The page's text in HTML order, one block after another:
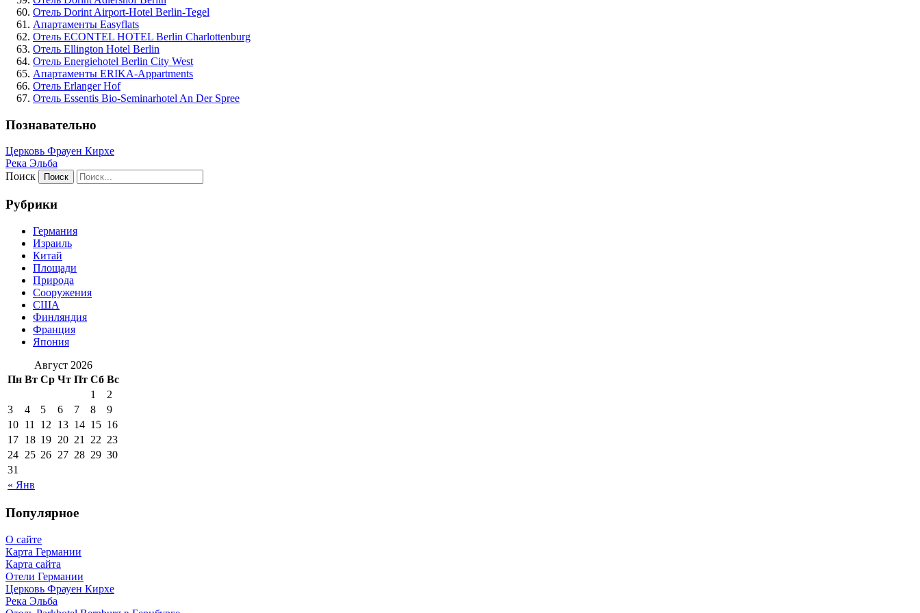
Отель Dorint Airport-Hotel Berlin-Tegel
Апартаменты Easyflats
Отель ECONTEL HOTEL Berlin Charlottenburg
Отель Ellington Hotel Berlin
Отель Energiehotel Berlin City West
Апартаменты ERIKA-Appartments
Отель Erlanger Hof
Отель Essentis Bio-Seminarhotel An Der Spree
Познавательно
Церковь Фрауен Кирхе
Река Эльба
Поиск
Рубрики
Германия
Израиль
Китай
Площади
Природа
Сооружения
США
Финляндия
Франция
Япония
Август 2026
Пн Вт Ср Чт Пт Сб Вс
« Янв
1
2
3
4 5 6 7 8
9
10 11 12 13 14 15 16
17 18 19 20 21 22 23
24 25 26 27 28 29 30
31
Популярное
О сайте
Карта Германии
Карта сайта
Отели Германии
Церковь Фрауен Кирхе
Река Эльба